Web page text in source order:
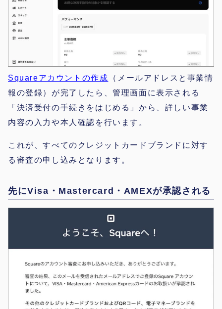
Squareアカウントの作成
（メールアドレスと事業情
報の登録）が完了したら、管理画面に表示される
「決済受付の手続きをはじめる」から、詳しい事業
内容の入力や本人確認を行います。
これが、すべてのクレジットカードブランドに対す
る審査の申し込みとなります。
先にVisa・Mastercard・AMEXが承認される